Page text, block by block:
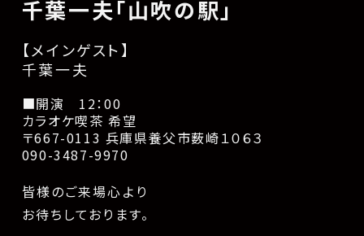
千葉一夫「山吹の駅」
【メインゲスト】
千葉一夫
■開演 12：00
カラオケ喫茶 希望
〒667-0113 兵庫県養父市薮崎１０６３
090-3487-9970
皆様のご来場心より
お待ちしております。